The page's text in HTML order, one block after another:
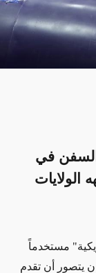
في
الولايات
مستخدماً
يتصور أن تقدم